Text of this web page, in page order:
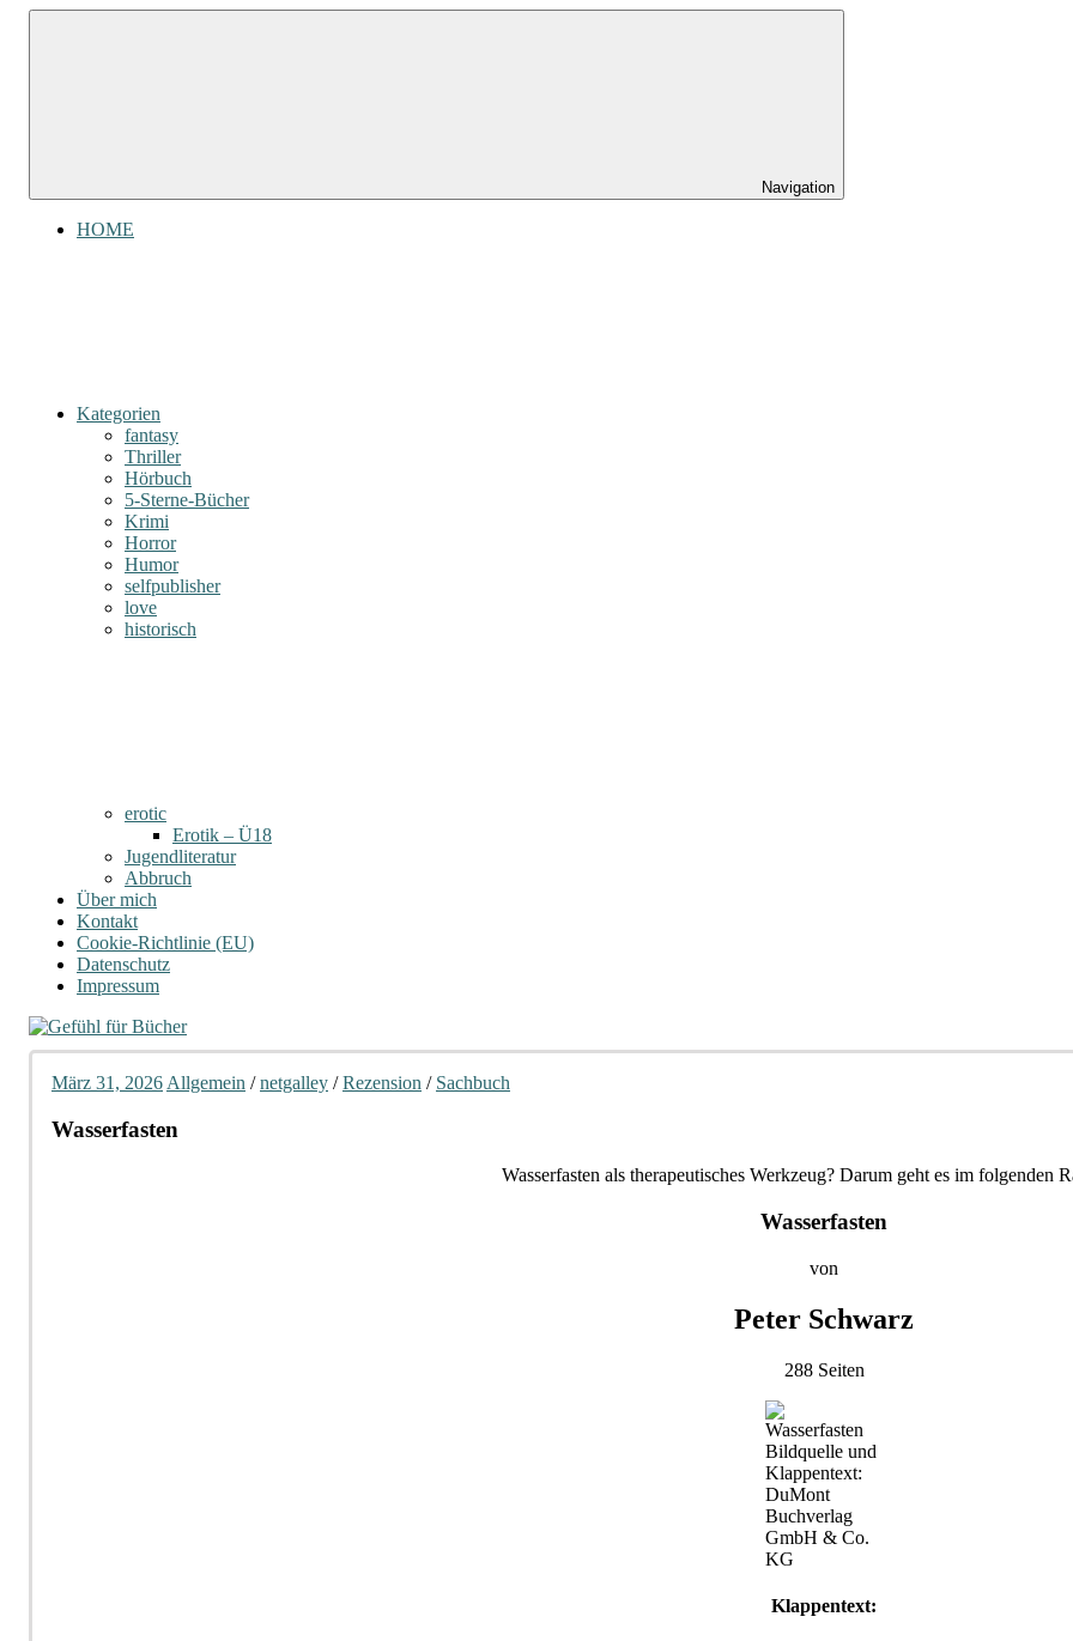
Zum
Navigation
HOME
Kategorien
fantasy
Thriller
Hörbuch
5-Sterne-Bücher
Krimi
Horror
Humor
selfpublisher
love
historisch
erotic
Erotik – Ü18
Jugendliteratur
Abbruch
Über mich
Kontakt
Cookie-Richtlinie (EU)
Datenschutz
Impressum
März 31, 2026 Allgemein /netgalley /Rezension / Sachbuch
Wasserfasten
Wasserfasten als therapeutisches Werkzeug? Darum geht es im folgenden
Wasserfasten
von
Peter Schwarz
288 Seiten
Bildquelle und
Klappentext:
DuMont
Buchverlag
GmbH & Co.
KG
Klappentext: